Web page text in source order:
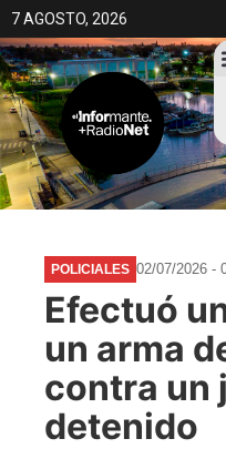
7 AGOSTO, 2026
POLICIALES 02/07/2026 -
Efectuó
un arma
contra un
detenido